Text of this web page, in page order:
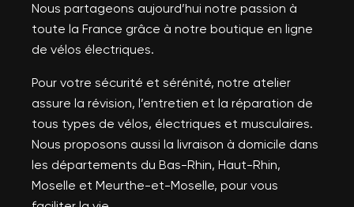
Nous partageons aujourd’hui notre passion à
toute la France grâce à notre boutique en ligne
de vélos électriques.
Pour votre sécurité et sérénité, notre atelier
assure la révision, l’entretien et la réparation de
tous types de vélos, électriques et musculaires.
Nous proposons aussi la livraison à domicile dans
les départements du Bas-Rhin, Haut-Rhin,
Moselle et Meurthe-et-Moselle, pour vous